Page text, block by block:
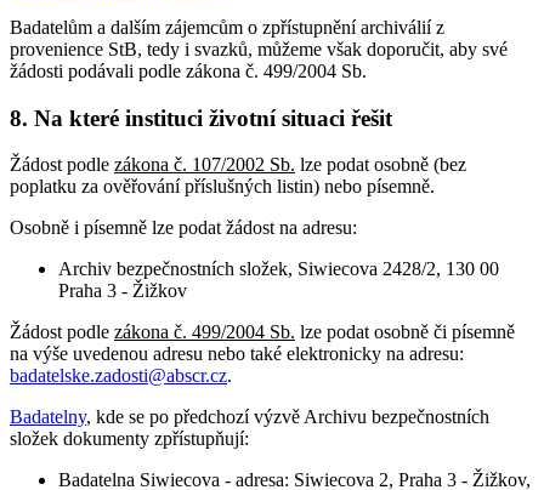
Badatelům a dalším zájemcům o zpřístupnění archiválií z
provenience StB, tedy i svazků, můžeme však doporučit, aby své
žádosti podávali podle zákona č. 499/2004 Sb.
8. Na které instituci životní situaci řešit
Žádost podle zákona č. 107/2002 Sb. lze podat osobně (bez
poplatku za ověřování příslušných listin) nebo písemně.
Osobně i písemně lze podat žádost na adresu:
Archiv bezpečnostních složek, Siwiecova 2428/2, 130 00
Praha 3 - Žižkov
Žádost podle zákona č. 499/2004 Sb. lze podat osobně či písemně
na výše uvedenou adresu nebo také elektronicky na adresu:
badatelske.zadosti@abscr.cz.
Badatelny, kde se po předchozí výzvě Archivu bezpečnostních
složek dokumenty zpřístupňují:
Badatelna Siwiecova - adresa: Siwiecova 2, Praha 3 - Žižkov,